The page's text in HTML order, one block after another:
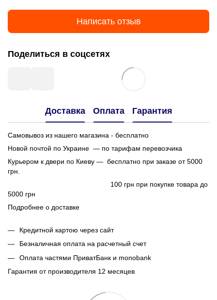
Написать отзыв
Поделиться в соцсетях
Доставка Оплата Гарантия
Самовывоз из нашего магазина - бесплатно
Новой почтой по Украине — по тарифам перевозчика
Курьером к двери по Киеву — бесплатно при заказе от 5000
грн.
100 грн при покупке товара до
5000 грн
Подробнее о доставке
Кредитной картою через сайт
Безналичная оплата на расчетный счет
Оплата частями ПриватБанк и monobank
Гарантия от производителя 12 месяцев